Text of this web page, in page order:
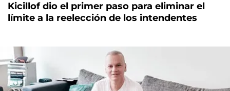
Kicillof dio el primer paso para eliminar el
límite a la reelección de los intendentes